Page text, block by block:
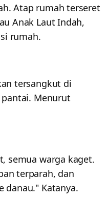
Atap rumah terseret
Anak Laut Indah,
rumah.
tersangkut di
Menurut
semua warga kaget.
terparah, dan
danau." Katanya.